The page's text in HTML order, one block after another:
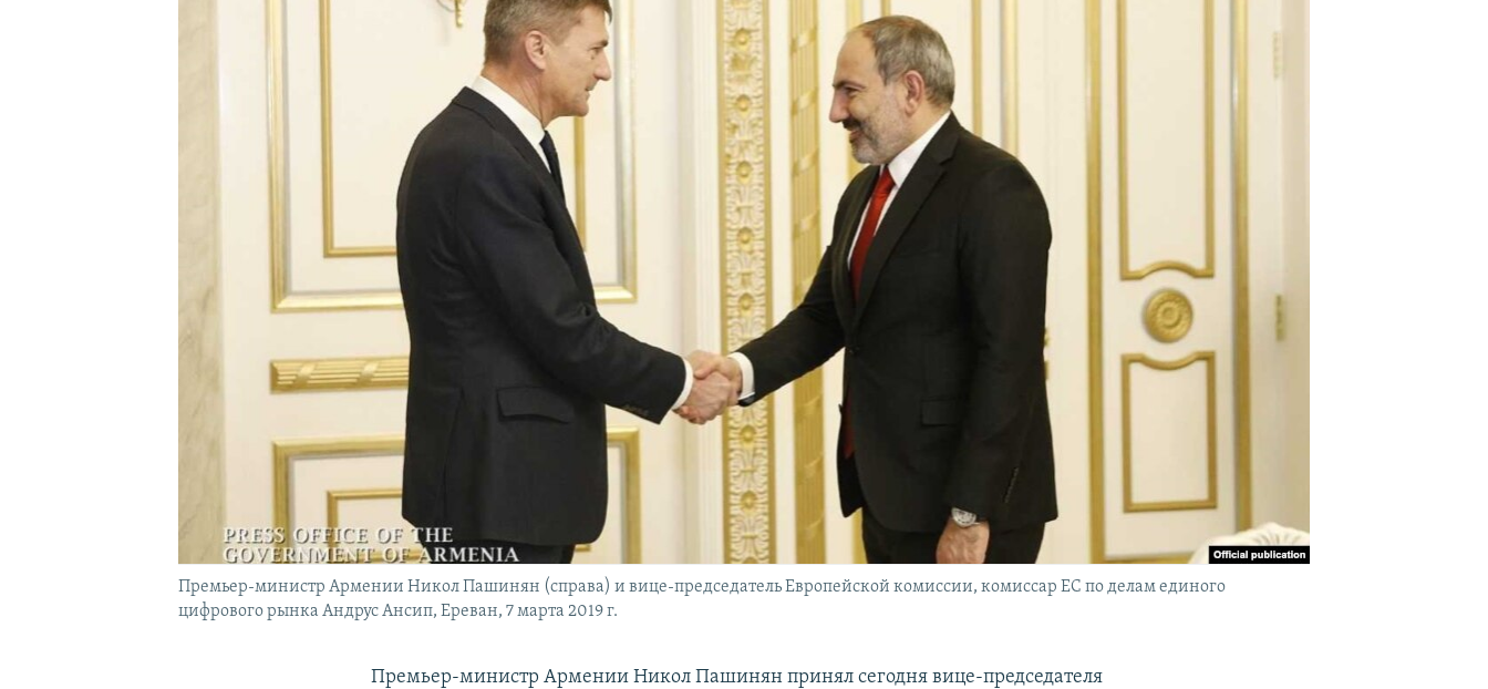
Премьер-министр Армении Никол Пашинян (справа) и вице-председатель Европейской комиссии, комиссар ЕС по делам единого
цифрового рынка Андрус Ансип, Ереван, 7 марта 2019 г.
Премьер-министр Армении Никол Пашинян принял сегодня вице-председателя